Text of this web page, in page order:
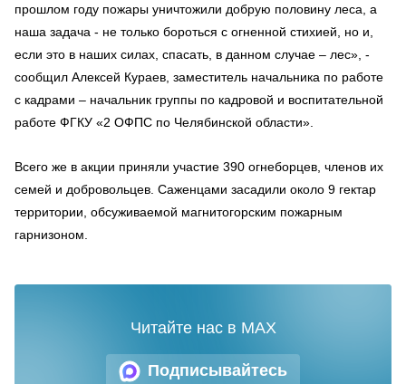
прошлом году пожары уничтожили добрую половину леса, а
наша задача - не только бороться с огненной стихией, но и,
если это в наших силах, спасать, в данном случае – лес», -
сообщил Алексей Кураев, заместитель начальника по работе
с кадрами – начальник группы по кадровой и воспитательной
работе ФГКУ «2 ОФПС по Челябинской области».
Всего же в акции приняли участие 390 огнеборцев, членов их
семей и добровольцев. Саженцами засадили около 9 гектар
территории, обсуживаемой магнитогорским пожарным
гарнизоном.
Подписывайтесь
Читайте нас в MAX